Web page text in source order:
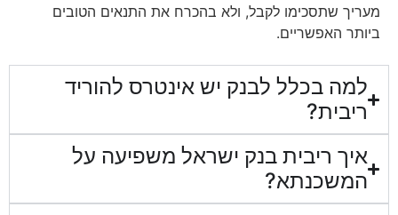
מעריך שתסכימו לקבל, ולא בהכרח את התנאים הטובים
ביותר האפשריים.
למה בכלל לבנק יש אינטרס להוריד
ריבית?
איך ריבית בנק ישראל משפיעה על
המשכנתא?